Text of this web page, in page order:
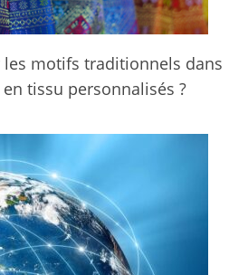
motifs traditionnels dans
tissu personnalisés ?